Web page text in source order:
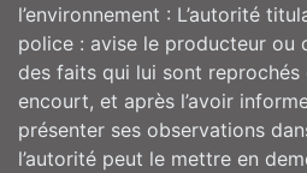
l’environnement : L’autorité
police : avise le producteur ou
des faits qui lui sont reprochés
encourt, et après l’avoir
présenter ses observations
l’autorité peut le mettre en